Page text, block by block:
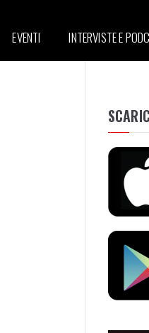
EVENTI INTERVISTE E